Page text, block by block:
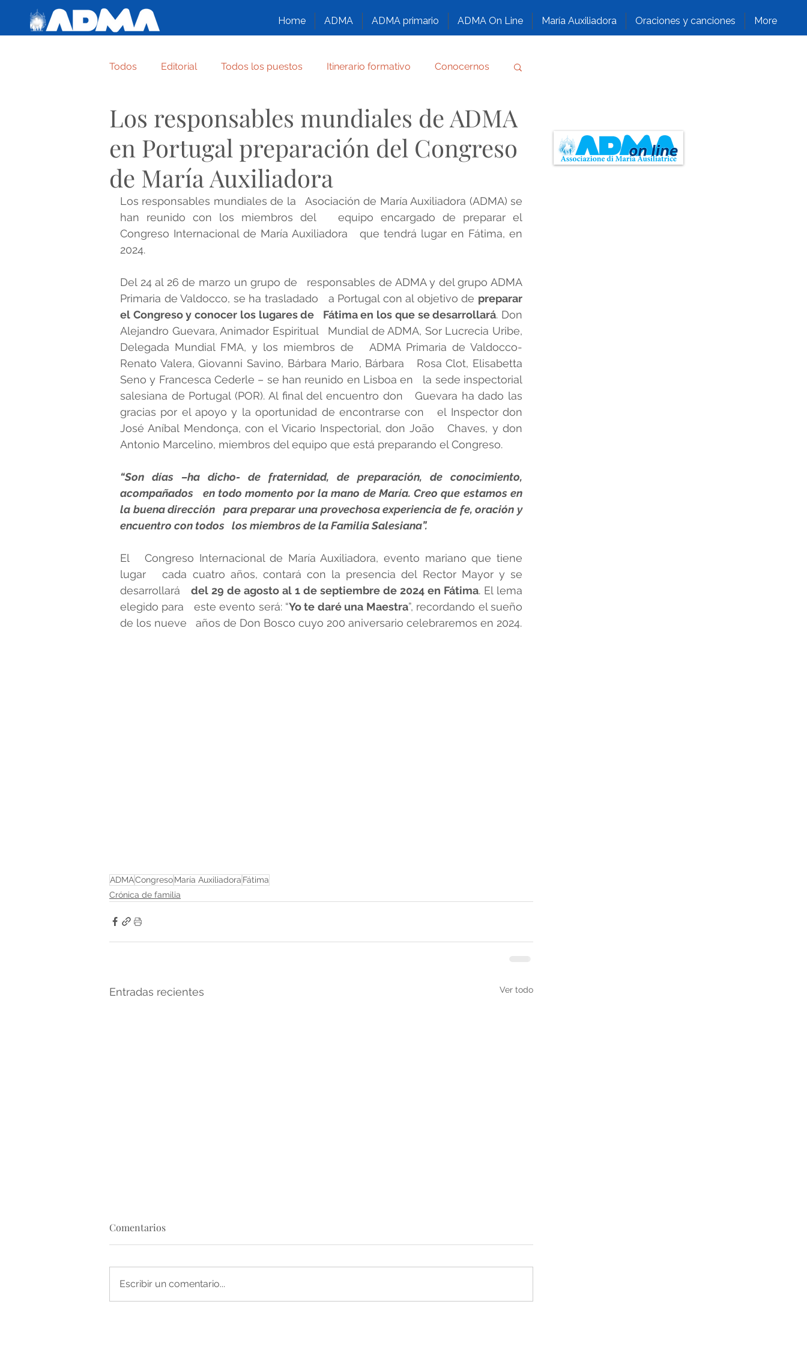
Home ADMA ADMA primario ADMA On Line María Auxiliadora Oraciones y canciones More
Todos Editorial Todos los puestos Itinerario formativo Conocernos
Varie Crónica de familia Reglamento Por gracia obtenida
ABANDÓNATE, CONFÍA , SONRÍE FORMACIÓN DE LOS ASPIRANTES ADMA
NAZARET. UNA FAMILIA TODA DE DIOS
LA CREATURA MÁS HUMILDE Y ENSALZADA
ALFABETO FAMILIAR DIRECTRICES ADMA
BEATOS Y SANTOS SALESIANOS
Los responsables mundiales de ADMA
en Portugal preparación del Congreso
de María Auxiliadora
Los responsables mundiales de la   Asociación de María Auxiliadora (ADMA) se
han reunido con los miembros del   equipo encargado de preparar el
Congreso Internacional de María Auxiliadora   que tendrá lugar en Fátima, en
2024.
Del 24 al 26 de marzo un grupo de   responsables de ADMA y del grupo ADMA
Primaria de Valdocco, se ha trasladado   a Portugal con al objetivo de preparar
el Congreso y conocer los lugares de   Fátima en los que se desarrollará. Don
Alejandro Guevara, Animador Espiritual   Mundial de ADMA, Sor Lucrecia Uribe,
Delegada Mundial FMA, y los miembros de   ADMA Primaria de Valdocco-
Renato Valera, Giovanni Savino, Bárbara Mario, Bárbara   Rosa Clot, Elisabetta
Seno y Francesca Cederle – se han reunido en Lisboa en   la sede inspectorial
salesiana de Portugal (POR). Al final del encuentro don   Guevara ha dado las
gracias por el apoyo y la oportunidad de encontrarse con   el Inspector don
José Aníbal Mendonça, con el Vicario Inspectorial, don João   Chaves, y don
Antonio Marcelino, miembros del equipo que está preparando el Congreso.
“Son días –ha dicho- de fraternidad, de preparación, de conocimiento,
acompañados   en todo momento por la mano de María. Creo que estamos en
la buena dirección   para preparar una provechosa experiencia de fe, oración y
encuentro con todos   los miembros de la Familia Salesiana”.
El   Congreso Internacional de María Auxiliadora, evento mariano que tiene
lugar   cada cuatro años, contará con la presencia del Rector Mayor y se
desarrollará del 29 de agosto al 1 de septiembre de 2024 en Fátima. El lema
elegido para   este evento será: “Yo te daré una Maestra”, recordando el sueño
de los nueve   años de Don Bosco cuyo 200 aniversario celebraremos en 2024.
ADMACongresoMaría Auxiliadora Fátima
Crónica de familia
Entradas recientes Ver todo
Comentarios
Escribir un comentario...